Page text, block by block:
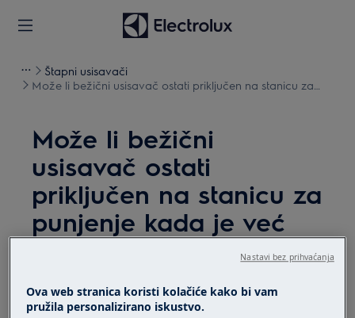
Štapni usisavači
Može li bežični usisavač ostati priključen na stanicu za
Može li bežični
usisavač ostati
priključen na stanicu za
punjenje kada je već
napunjen?
Može li bežični usisavač ostati priključen
Ova web stranica koristi kolačiće kako bi vam
pružila personalizirano iskustvo.
Nastavi bez prihvaćanja